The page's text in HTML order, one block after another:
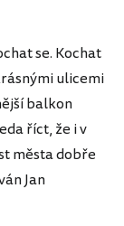
se. Kochat
ulicemi
balkon
říct, že i v
města dobře
Jan